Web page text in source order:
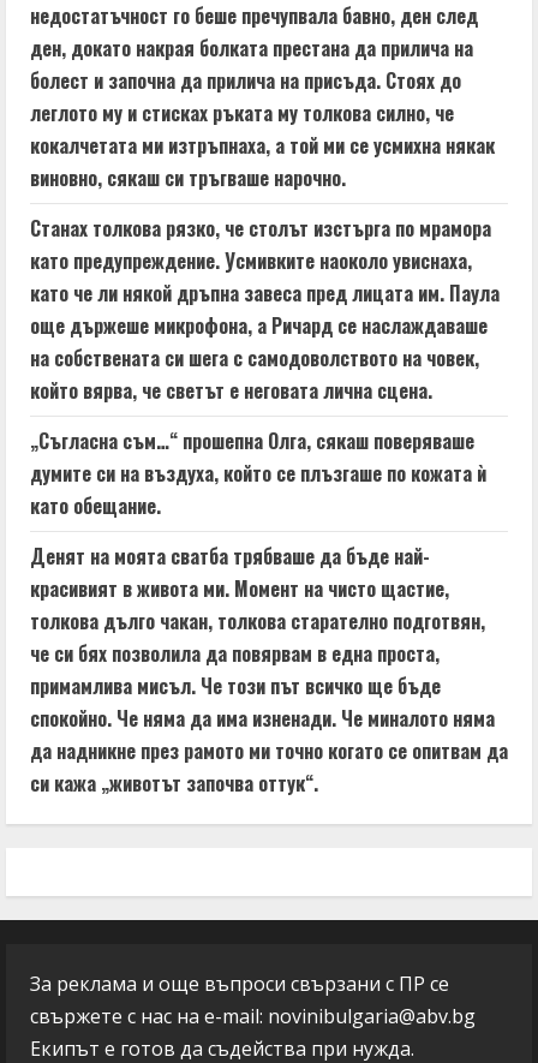
недостатъчност го беше пречупвала бавно, ден след
ден, докато накрая болката престана да прилича на
болест и започна да прилича на присъда. Стоях до
леглото му и стисках ръката му толкова силно, че
кокалчетата ми изтръпнаха, а той ми се усмихна някак
виновно, сякаш си тръгваше нарочно.
Станах толкова рязко, че столът изстърга по мрамора
като предупреждение. Усмивките наоколо увиснаха,
като че ли някой дръпна завеса пред лицата им. Паула
още държеше микрофона, а Ричард се наслаждаваше
на собствената си шега с самодоволството на човек,
който вярва, че светът е неговата лична сцена.
„Съгласна съм…“ прошепна Олга, сякаш поверяваше
думите си на въздуха, който се плъзгаше по кожата ѝ
като обещание.
Денят на моята сватба трябваше да бъде най-
красивият в живота ми. Момент на чисто щастие,
толкова дълго чакан, толкова старателно подготвян,
че си бях позволила да повярвам в една проста,
примамлива мисъл. Че този път всичко ще бъде
спокойно. Че няма да има изненади. Че миналото няма
да надникне през рамото ми точно когато се опитвам да
си кажа „животът започва оттук“.
За реклама и още въпроси свързани с ПР се
свържете с нас на e-mail: novinibulgaria@abv.bg
Екипът е готов да съдейства при нужда.